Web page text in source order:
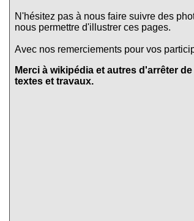
N'hésitez pas à nous faire suivre des
nous permettre d'illustrer ces pages.
Avec nos remerciements pour vos
Merci à wikipédia et autres d'arrêter
textes et travaux.